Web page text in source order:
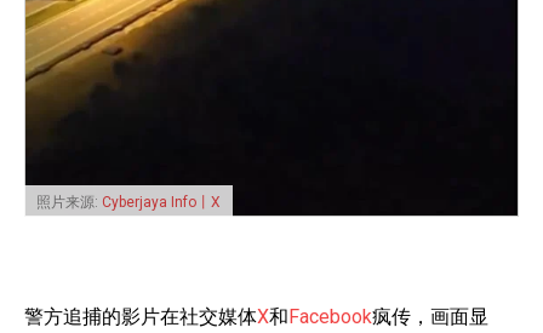
照片来源: Cyberjaya Info丨X
警方追捕的影片在社交媒体X和 Facebook疯传，画面显